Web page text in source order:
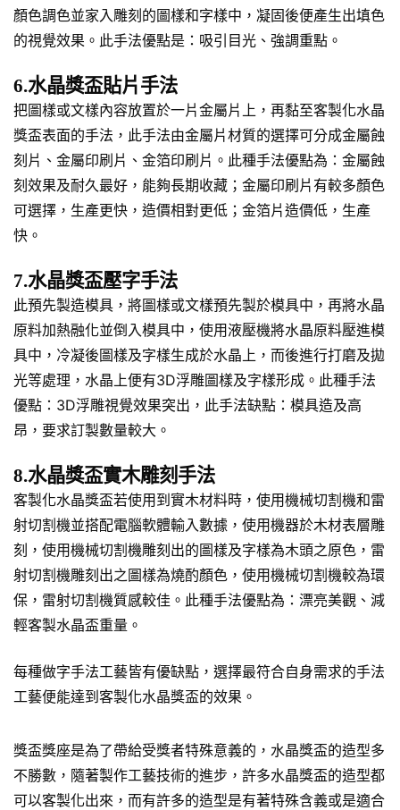
顏色調色並家入雕刻的圖樣和字樣中，凝固後便產生出填色
的視覺效果。此手法優點是：吸引目光、強調重點。
6.水晶獎盃貼片手法
把圖樣或文樣內容放置於一片金屬片上，再黏至客製化水晶
獎盃表面的手法，此手法由金屬片材質的選擇可分成金屬蝕
刻片、金屬印刷片、金箔印刷片。此種手法優點為：金屬蝕
刻效果及耐久最好，能夠長期收藏；金屬印刷片有較多顏色
可選擇，生產更快，造價相對更低；金箔片造價低，生產
快。
7.水晶獎盃壓字手法
此預先製造模具，將圖樣或文樣預先製於模具中，再將水晶
原料加熱融化並倒入模具中，使用液壓機將水晶原料壓進模
具中，冷凝後圖樣及字樣生成於水晶上，而後進行打磨及拋
光等處理，水晶上便有3D浮雕圖樣及字樣形成。此種手法
優點：3D浮雕視覺效果突出，此手法缺點：模具造及高
昂，要求訂製數量較大。
8.水晶獎盃實木雕刻手法
客製化水晶獎盃若使用到實木材料時，使用機械切割機和雷
射切割機並搭配電腦軟體輸入數據，使用機器於木材表層雕
刻，使用機械切割機雕刻出的圖樣及字樣為木頭之原色，雷
射切割機雕刻出之圖樣為燒酌顏色，使用機械切割機較為環
保，雷射切割機質感較佳。此種手法優點為：漂亮美觀、減
輕客製水晶盃重量。
每種做字手法工藝皆有優缺點，選擇最符合自身需求的手法
工藝便能達到客製化水晶獎盃的效果。
獎盃獎座是為了帶給受獎者特殊意義的，水晶獎盃的造型多
不勝數，隨著製作工藝技術的進步，許多水晶獎盃的造型都
可以客製化出來，而有許多的造型是有著特殊含義或是適合